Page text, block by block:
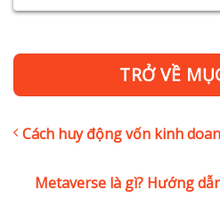
Cách huy động vốn kinh
TRỞ VỀ
Metaverse là gì? Hướng